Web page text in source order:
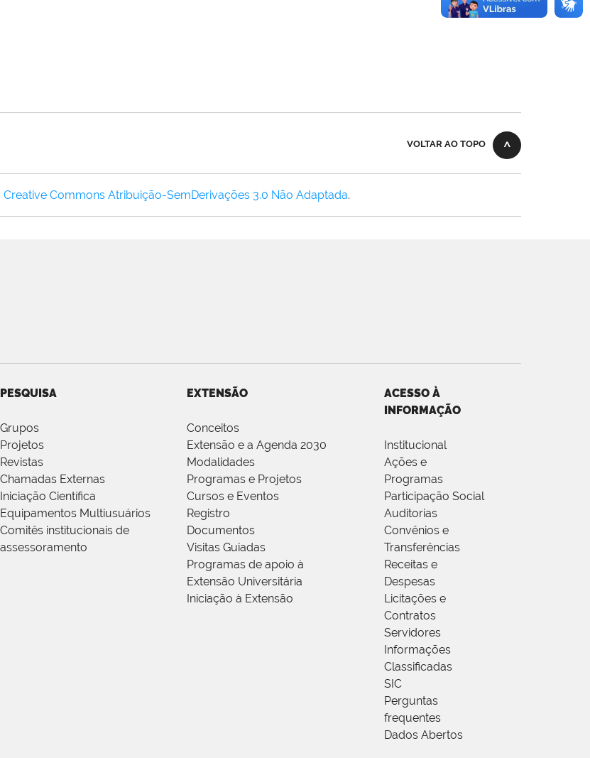
VOLTAR AO TOPO
Creative Commons Atribuição-SemDerivações 3.0 Não Adaptada.
PESQUISA
Grupos
Projetos
Revistas
Chamadas Externas
Iniciação Científica
Equipamentos Multiusuários
Comitês institucionais de
assessoramento
EXTENSÃO
Conceitos
Extensão e a Agenda 2030
Modalidades
Programas e Projetos
Cursos e Eventos
Registro
Documentos
Visitas Guiadas
Programas de apoio à
Extensão Universitária
Iniciação à Extensão
ACESSO À
INFORMAÇÃO
Institucional
Ações e
Programas
Participação Social
Auditorias
Convênios e
Transferências
Receitas e
Despesas
Licitações e
Contratos
Servidores
Informações
Classificadas
SIC
Perguntas
frequentes
Dados Abertos